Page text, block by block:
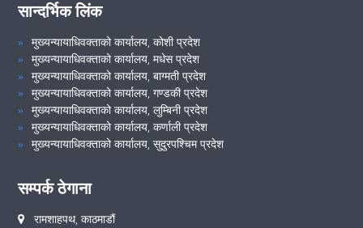
सान्दर्भिक लिंक
मुख्यन्यायाधिवक्ताको कार्यालय, कोशी प्रदेश
मुख्यन्यायाधिवक्ताको कार्यालय, मधेस प्रदेश
मुख्यन्यायाधिवक्ताको कार्यालय, बाग्मती प्रदेश
मुख्यन्यायाधिवक्ताको कार्यालय, गण्डकी प्रदेश
मुख्यन्यायाधिवक्ताको कार्यालय, लुम्बिनी प्रदेश
मुख्यन्यायाधिवक्ताको कार्यालय, कर्णाली प्रदेश
मुख्यन्यायाधिवक्ताको कार्यालय, सुदुरपश्चिम प्रदेश
सम्पर्क ठेगाना
रामशाहपथ, काठमाडौं